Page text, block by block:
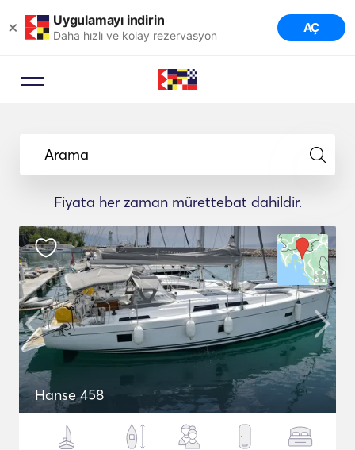
× Uygulamayı indirin
Daha hızlı ve kolay rezervasyon AÇ
Arama
Fiyata her zaman mürettebat dahildir.
Hanse 458